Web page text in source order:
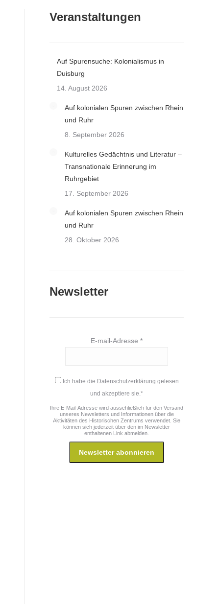
Veranstaltungen
Auf Spurensuche: Kolonialismus in
Duisburg
14. August 2026
Auf kolonialen Spuren zwischen Rhein
und Ruhr
8. September 2026
Kulturelles Gedächtnis und Literatur –
Transnationale Erinnerung im
Ruhrgebiet
17. September 2026
Auf kolonialen Spuren zwischen Rhein
und Ruhr
28. Oktober 2026
Newsletter
E-mail-Adresse *
Ich habe die Datenschutzerklärung gelesen
und akzeptiere sie.*
Ihre E-Mail-Adresse wird ausschließlich für den Versand
unseres Newsletters und Informationen über die
Aktivitäten des Historischen Zentrums verwendet. Sie
können sich jederzeit über den im Newsletter
enthaltenen Link abmelden.